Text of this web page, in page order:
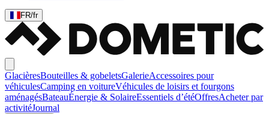
FR/fr
GlacièresBouteilles & gobeletsGalerieAccessoires pour
véhiculesCamping en voitureVéhicules de loisirs et fourgons
aménagésBateauÉnergie & SolaireEssentiels d’étéOffresAcheter par
activitéJournal